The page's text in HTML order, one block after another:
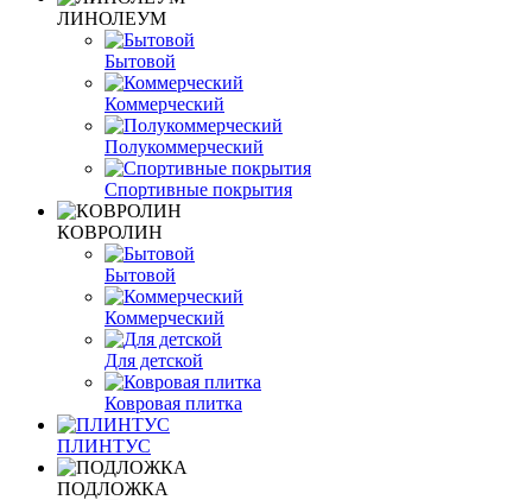
ЛИНОЛЕУМ
Бытовой
Коммерческий
Полукоммерческий
Спортивные покрытия
КОВРОЛИН
Бытовой
Коммерческий
Для детской
Ковровая плитка
ПЛИНТУС
ПОДЛОЖКА